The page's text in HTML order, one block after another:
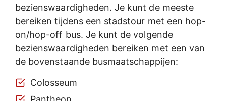
bezienswaardigheden. Je kunt de meeste
bereiken tijdens een stadstour met een hop-
on/hop-off bus. Je kunt de volgende
bezienswaardigheden bereiken met een van
de bovenstaande busmaatschappijen:
Colosseum